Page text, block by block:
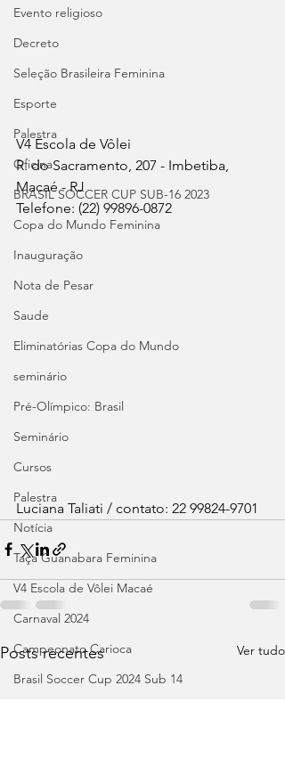
Evento religioso
Decreto
Seleção Brasileira Feminina
Esporte
Palestra
Oficina
BRASIL SOCCER CUP SUB-16 2023
Copa do Mundo Feminina
Inauguração
Nota de Pesar
Saude
Eliminatórias Copa do Mundo
seminário
Pré-Olímpico: Brasil
Seminário
Cursos
Palestra
Notícia
Taça Guanabara Feminina
V4 Escola de Vôlei Macaé
Carnaval 2024
Campeonato Carioca
Brasil Soccer Cup 2024 Sub 14
V4 Escola de Vôlei
R. do Sacramento, 207 - Imbetiba,
Macaé - RJ
Telefone: (22) 99896-0872
Luciana Taliati / contato: 22 99824-9701
Posts recentes Ver tudo